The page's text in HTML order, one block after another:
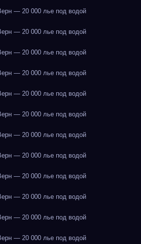
— 20 000 лье под водой
— 20 000 лье под водой
— 20 000 лье под водой
— 20 000 лье под водой
— 20 000 лье под водой
— 20 000 лье под водой
— 20 000 лье под водой
— 20 000 лье под водой
— 20 000 лье под водой
— 20 000 лье под водой
— 20 000 лье под водой
— 20 000 лье под водой